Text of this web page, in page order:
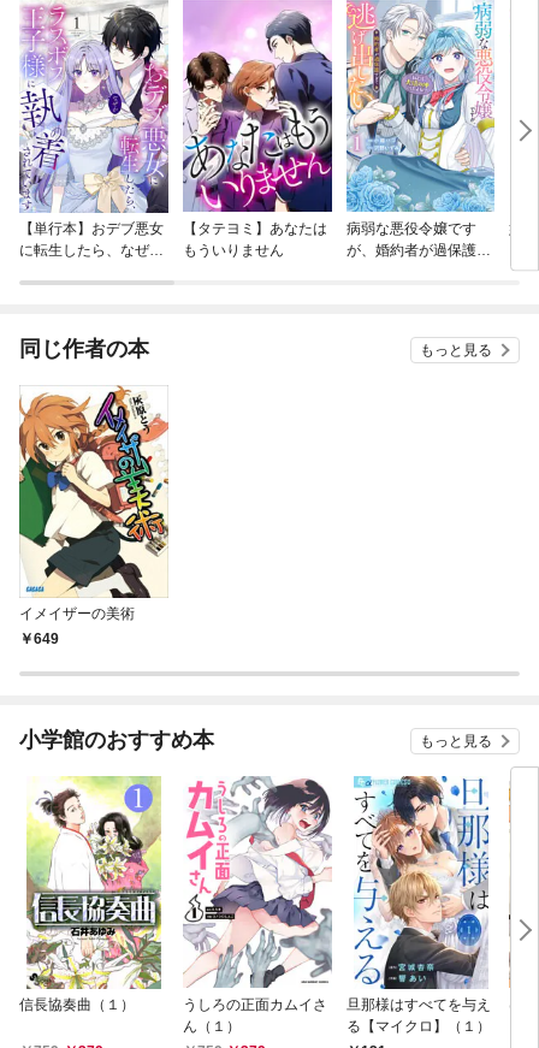
【単行本】おデブ悪女
に転生したら、なぜか
【タテヨミ】あなたは
もういりません
病弱な悪役令嬢です
が、婚約者が過保護す
妹
同じ作者の本 もっと見る
イメイザーの美術
649
小学館のおすすめ本 もっと見る
信長協奏曲（１）
うしろの正面カムイさ
ん（１）
旦那様はすべてを与え
る【マイクロ】（１）
は